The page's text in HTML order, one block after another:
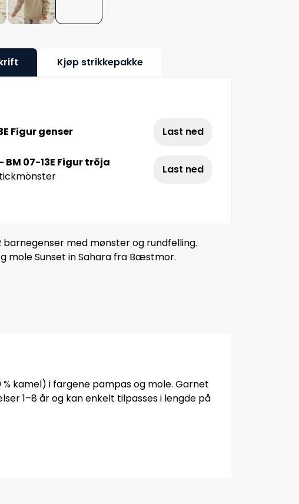
Kjøp strikkepakke
Figur genser Last ned
- BM 07-13E Figur tröja
Last ned
barnegenser med mønster og rundfelling.
mole Sunset in Sahara fra Bæstmor.
kamel) i fargene pampas og mole. Garnet
1–8 år og kan enkelt tilpasses i lengde på